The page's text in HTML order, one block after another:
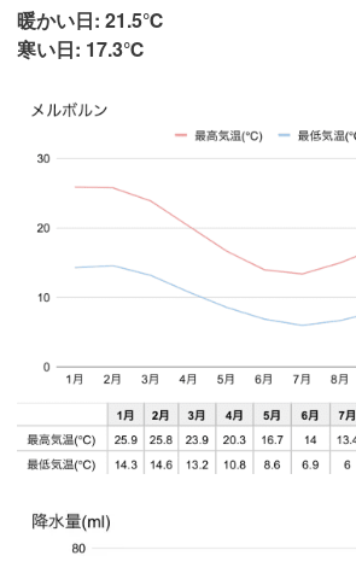
暖かい日: 21.5℃
寒い日: 17.3℃